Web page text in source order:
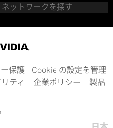
ットワークを探す
保護
Cookie の設定を管理
ティ 企業ポリシー
製品